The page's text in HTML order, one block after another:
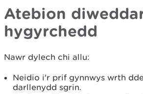
Atebion
hygyrchedd
Nawr dylech chi allu:
Neidio i'r prif gynnwys wrth
darllenydd sgrin.